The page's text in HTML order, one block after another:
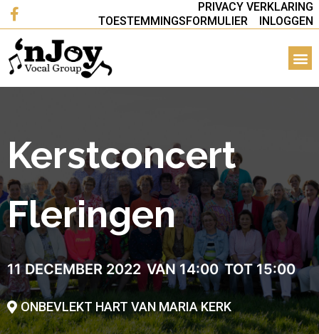
PRIVACY VERKLARING
TOESTEMMINGSFORMULIER
INLOGGEN
Kerstconcert
Fleringen
11 DECEMBER 2022 VAN 14:00 TOT 15:00
ONBEVLEKT HART VAN MARIA KERK